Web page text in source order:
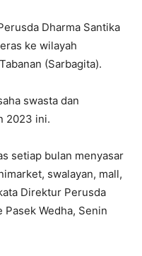
Dharma Santika
ke wilayah
(Sarbagita).
swasta dan
2023 ini.
setiap bulan menyasar
swalayan, mall,
Direktur Perusda
Pasek Wedha, Senin